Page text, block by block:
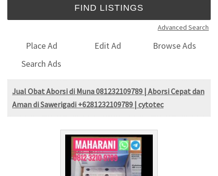
Advanced Search
Place Ad Edit Ad
Browse Ads
Search Ads
Jual Obat Aborsi di Muna 081232109789 | Aborsi Cepat dan
Aman di Sawerigadi +6281232109789 | cytotec